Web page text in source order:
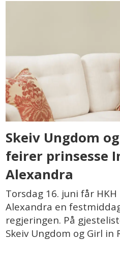
Skeiv Ungdom
feirer prinsesse
Alexandra
Torsdag 16. juni får
Alexandra en
regjeringen. På
Skeiv Ungdom og Girl in